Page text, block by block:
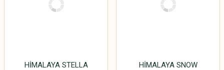
HİMALAYA STELLA HİMALAYA SNOW